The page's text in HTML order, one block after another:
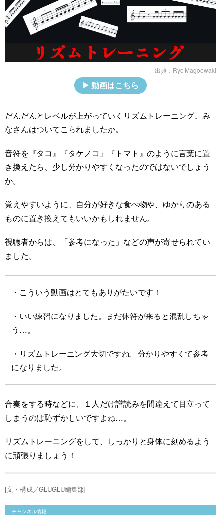
出典： Ryo Magoewaki
動画はこちら
だんだんとレベルが上がっていくリズムトレーニング。み
なさんはついてこられましたか。
音符を『タコ』『タケノコ』『トマト』のように言葉に置
き換えたら、少し分かりやすくなったのではないでしょう
か。
覚えやすいように、自分が好きな食べ物や、ゆかりのある
ものに置き換えてもいいかもしれません。
視聴者からは、「参考になった」などの声が寄せられてい
ました。
・こういう動画はとてもありがたいです！
・いい練習になりました。まだ休符が来ると混乱しちゃ
う…。
・リズムトレーニング大切ですね。分かりやすくて参考
になりました。
合奏をする時などに、１人だけ譜読みを間違えて目立って
しまうのは恥ずかしいですよね…。
リズムトレーニングをして、しっかりと身体に刻めるよう
に頑張りましょう！
[文・構成／GLUGLU編集部]
チャンネル情報